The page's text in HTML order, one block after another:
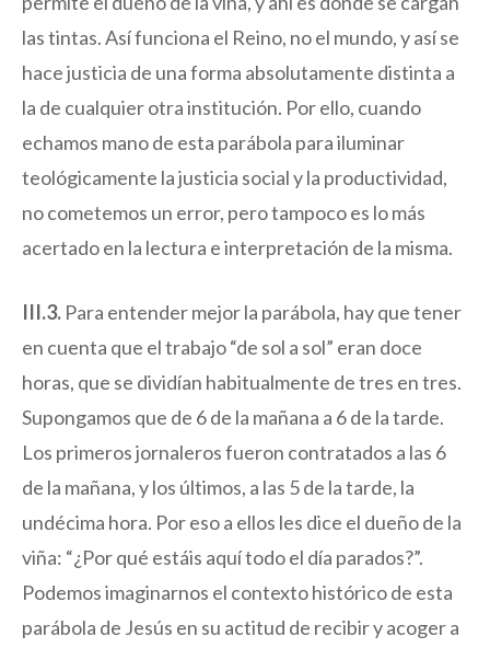
las tintas. Así funciona el Reino, no el mundo, y así se
hace justicia de una forma absolutamente distinta a
la de cualquier otra institución. Por ello, cuando
echamos mano de esta parábola para iluminar
teológicamente la justicia social y la productividad,
no cometemos un error, pero tampoco es lo más
acertado en la lectura e interpretación de la misma.
III.3. Para entender mejor la parábola, hay que tener
en cuenta que el trabajo “de sol a sol” eran doce
horas, que se dividían habitualmente de tres en tres.
Supongamos que de 6 de la mañana a 6 de la tarde.
Los primeros jornaleros fueron contratados a las 6
de la mañana, y los últimos, a las 5 de la tarde, la
undécima hora. Por eso a ellos les dice el dueño de la
viña: “¿Por qué estáis aquí todo el día parados?”.
Podemos imaginarnos el contexto histórico de esta
parábola de Jesús en su actitud de recibir y acoger a